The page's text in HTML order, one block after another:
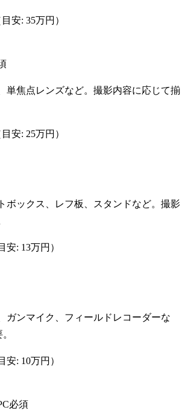
目安: 35万円 ）
単焦点レンズなど。撮影内容に応じて揃
目安: 25万円 ）
ボックス、レフ板、スタンドなど。撮影
安: 13万円 ）
ガンマイク、フィールドレコーダーな
安: 10万円 ）
必須